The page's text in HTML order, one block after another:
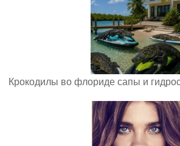
Крокодилы во флориде сапы и